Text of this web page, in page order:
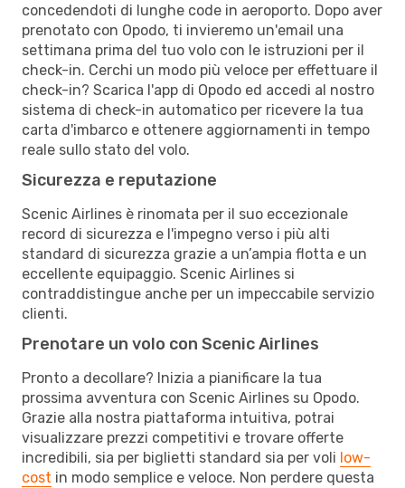
concedendoti di lunghe code in aeroporto. Dopo aver
prenotato con Opodo, ti invieremo un'email una
settimana prima del tuo volo con le istruzioni per il
check-in. Cerchi un modo più veloce per effettuare il
check-in? Scarica l'app di Opodo ed accedi al nostro
sistema di check-in automatico per ricevere la tua
carta d'imbarco e ottenere aggiornamenti in tempo
reale sullo stato del volo.
Sicurezza e reputazione
Scenic Airlines è rinomata per il suo eccezionale
record di sicurezza e l'impegno verso i più alti
standard di sicurezza grazie a un’ampia flotta e un
eccellente equipaggio. Scenic Airlines si
contraddistingue anche per un impeccabile servizio
clienti.
Prenotare un volo con Scenic Airlines
Pronto a decollare? Inizia a pianificare la tua
prossima avventura con Scenic Airlines su Opodo.
Grazie alla nostra piattaforma intuitiva, potrai
visualizzare prezzi competitivi e trovare offerte
incredibili, sia per biglietti standard sia per voli low-
cost in modo semplice e veloce. Non perdere questa